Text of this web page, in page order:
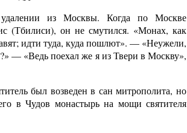
из Москвы. Когда по Москве
(Тбилиси), он не смутился. «Монах, как
идти туда, куда пошлют». — «Неужели,
— «Ведь поехал же я из Твери в Москву»,
был возведен в сан митрополита, но
в Чудов монастырь на мощи святителя